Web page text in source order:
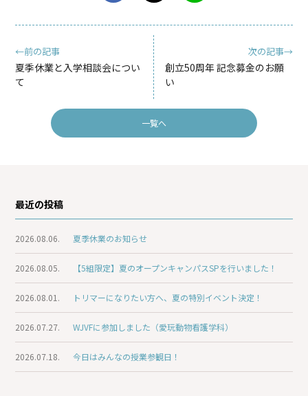
←前の記事
夏季休業と入学相談会につい
て
次の記事→
創立50周年 記念募金のお願
い
一覧へ
最近の投稿
2026.08.06. 夏季休業のお知らせ
2026.08.05. 【5組限定】夏のオープンキャンパスSPを行いました！
2026.08.01. トリマーになりたい方へ、夏の特別イベント決定！
2026.07.27. WJVFに参加しました（愛玩動物看護学科）
2026.07.18. 今日はみんなの授業参観日！